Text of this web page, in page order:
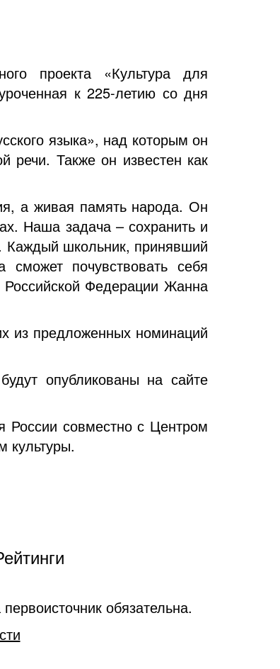
проекта «Культура для
к 225-летию со дня
языка», над которым он
речи. Также он известен как
а живая память народа. Он
Наша задача – сохранить и
Каждый школьник, принявший
почувствовать себя
Российской Федерации Жанна
из предложенных номинаций
опубликованы на сайте
России совместно с Центром
культуры.
обязательна.